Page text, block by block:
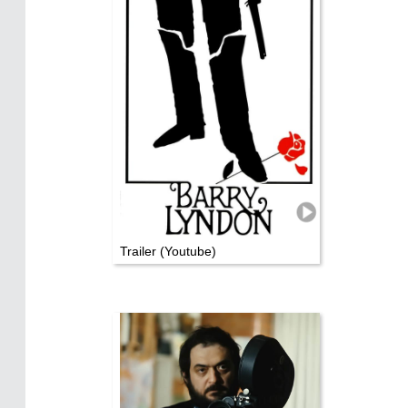
Die Stars:
Wer hat wo gedreht?
Mediathek
Impressum
Datenschutz
Trailer (Youtube)